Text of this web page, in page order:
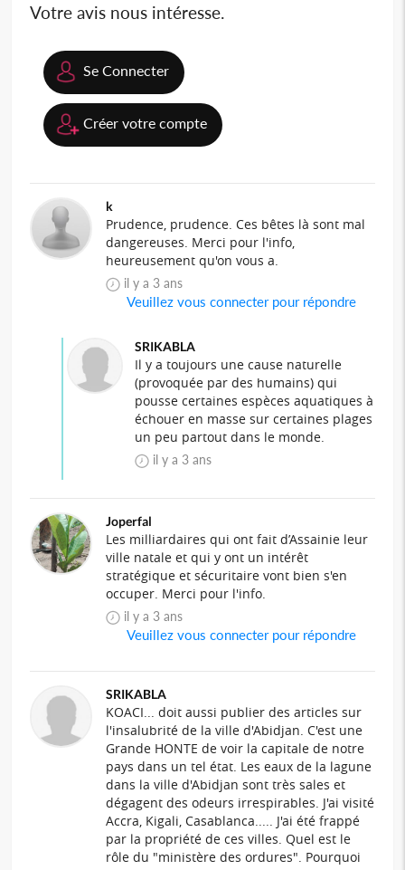
Votre avis nous intéresse.
Se Connecter
Créer votre compte
k
Prudence, prudence. Ces bêtes là sont mal
dangereuses. Merci pour l'info,
heureusement qu'on vous a.
il y a 3 ans
Veuillez vous connecter pour répondre
SRIKABLA
Il y a toujours une cause naturelle
(provoquée par des humains) qui
pousse certaines espèces aquatiques à
échouer en masse sur certaines plages
un peu partout dans le monde.
il y a 3 ans
Joperfal
Les milliardaires qui ont fait d’Assainie leur
ville natale et qui y ont un intérêt
stratégique et sécuritaire vont bien s'en
occuper. Merci pour l'info.
il y a 3 ans
Veuillez vous connecter pour répondre
SRIKABLA
KOACI... doit aussi publier des articles sur
l'insalubrité de la ville d'Abidjan. C'est une
Grande HONTE de voir la capitale de notre
pays dans un tel état. Les eaux de la lagune
dans la ville d'Abidjan sont très sales et
dégagent des odeurs irrespirables. J'ai visité
Accra, Kigali, Casablanca..... J'ai été frappé
par la propriété de ces villes. Quel est le
rôle du "ministère des ordures". Pourquoi